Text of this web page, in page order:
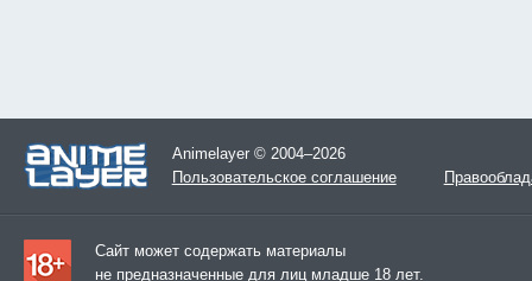
Animelayer © 2004–2026
Пользовательское соглашение
Сайт может содержать материалы
не предназначенные для лиц младше 18 лет.